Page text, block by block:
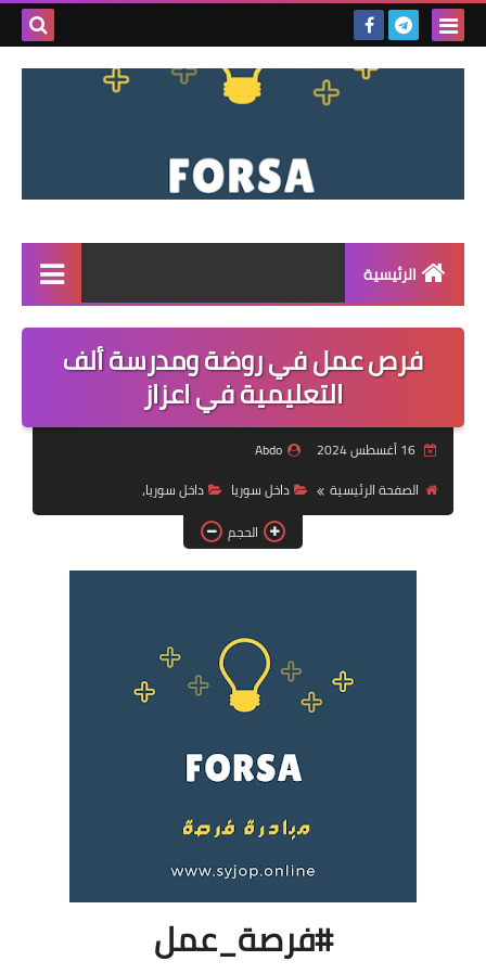
بحث
الرئيسية
القائمة
مناقصات
فرص عمل داخل سوريا
فرص عمل في العراق
فرص عمل في اليمن
دورات تدريبية
فرص عمل في روضة ومدرسة ألف
التعليمية في اعزاز
16 أغسطس 2024
Abdo
الصفحة الرئيسية
داخل سوريا
داخل سوريا،
الحجم
#فرصة_عمل